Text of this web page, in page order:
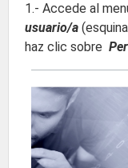
1.- Accede al
usuario/a
haz clic sobre